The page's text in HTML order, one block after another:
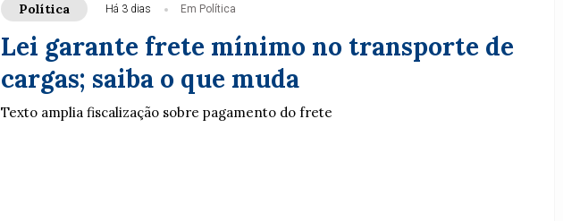
Política Há 3 dias Em Política
Lei garante frete mínimo no transporte de
cargas; saiba o que muda
Texto amplia fiscalização sobre pagamento do frete